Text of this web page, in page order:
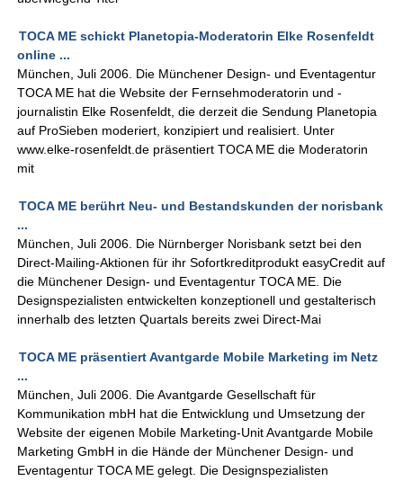
TOCA ME schickt Planetopia-Moderatorin Elke Rosenfeldt
online ...
München, Juli 2006. Die Münchener Design- und Eventagentur
TOCA ME hat die Website der Fernsehmoderatorin und -
journalistin Elke Rosenfeldt, die derzeit die Sendung Planetopia
auf ProSieben moderiert, konzipiert und realisiert. Unter
www.elke-rosenfeldt.de präsentiert TOCA ME die Moderatorin
mit
TOCA ME berührt Neu- und Bestandskunden der norisbank
...
München, Juli 2006. Die Nürnberger Norisbank setzt bei den
Direct-Mailing-Aktionen für ihr Sofortkreditprodukt easyCredit auf
die Münchener Design- und Eventagentur TOCA ME. Die
Designspezialisten entwickelten konzeptionell und gestalterisch
innerhalb des letzten Quartals bereits zwei Direct-Mai
TOCA ME präsentiert Avantgarde Mobile Marketing im Netz
...
München, Juli 2006. Die Avantgarde Gesellschaft für
Kommunikation mbH hat die Entwicklung und Umsetzung der
Website der eigenen Mobile Marketing-Unit Avantgarde Mobile
Marketing GmbH in die Hände der Münchener Design- und
Eventagentur TOCA ME gelegt. Die Designspezialisten